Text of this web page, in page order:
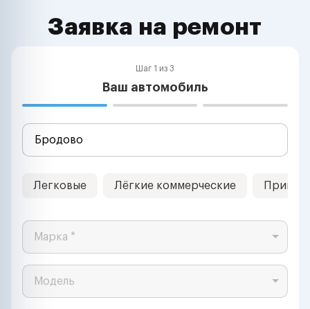
Заявка на ремонт
Шаг 1 из 3
Ваш автомобиль
Легковые Лёгкие коммерческие
Марка *
Модель